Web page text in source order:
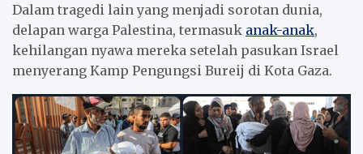
Dalam tragedi lain yang menjadi sorotan dunia,
delapan warga Palestina, termasuk anak-anak,
kehilangan nyawa mereka setelah pasukan Israel
menyerang Kamp Pengungsi Bureij di Kota Gaza.